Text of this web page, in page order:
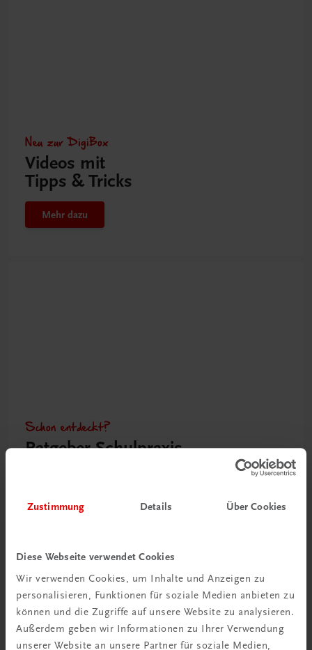
Zustimmung Details Über Cookies
Diese Webseite verwendet Cookies
Wir verwenden Cookies, um Inhalte und Anzeigen zu
personalisieren, Funktionen für soziale Medien anbieten zu
können und die Zugriffe auf unsere Website zu analysieren.
Außerdem geben wir Informationen zu Ihrer Verwendung
unserer Website an unsere Partner für soziale Medien,
Neu zur DigiBox
Videos mit
Tipps & Tricks
Mehr dazu
Schon entdeckt?
Ratgeber Schulpraxis